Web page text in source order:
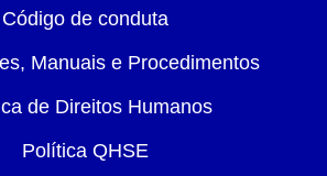
Código de conduta
Manuais e Procedimentos
de Direitos Humanos
Política QHSE